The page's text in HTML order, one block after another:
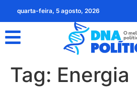
quarta-feira, 5 agosto, 2026
Tag: Energia